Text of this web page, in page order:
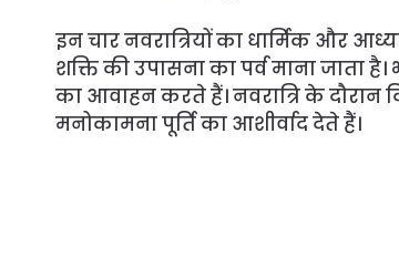
इन चार नवरात्रियों का धार्मिक और
शक्ति की उपासना का पर्व माना जाता
का आवाहन करते हैं। नवरात्रि के
मनोकामना पूर्ति का आशीर्वाद देते हैं।